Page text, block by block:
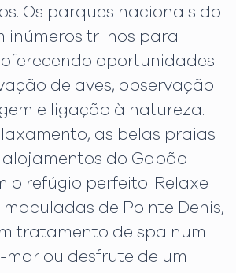
Os parques nacionais do
inúmeros trilhos para
oportunidades
de aves, observação
e ligação à natureza.
as belas praias
alojamentos do Gabão
o refúgio perfeito. Relaxe
de Pointe Denis,
tratamento de spa num
mar ou desfrute de um